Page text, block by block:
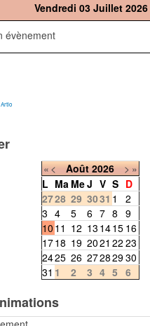
Vendredi 03 Juillet 2026
évènement
«< Août 2026 >»
L Ma MeJ V S D
2728 29 3031 1
2
3 4 5 6 7 8 9
10 11 12 13 1415 16
1718 19 2021 22 23
2425 26 27282930
31 1 2 3 4 5 6